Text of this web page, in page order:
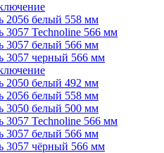
2056 белый 558 мм
3057 Technoline 566 мм
3057 белый 566 мм
3057 черный 566 мм
2050 белый 492 мм
2056 белый 558 мм
3050 белый 500 мм
3057 Technoline 566 мм
3057 белый 566 мм
3057 чёрный 566 мм